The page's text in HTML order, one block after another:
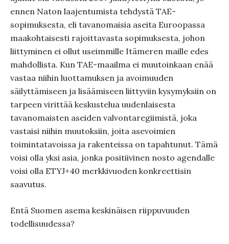
ennen Naton laajentumista tehdystä TAE-
sopimuksesta, eli tavanomaisia aseita Euroopassa
maakohtaisesti rajoittavasta sopimuksesta, johon
liittyminen ei ollut useimmille Itämeren maille edes
mahdollista. Kun TAE-maailma ei muutoinkaan enää
vastaa niihin luottamuksen ja avoimuuden
säilyttämiseen ja lisäämiseen liittyviin kysymyksiin on
tarpeen virittää keskustelua uudenlaisesta
tavanomaisten aseiden valvontaregiimistä, joka
vastaisi niihin muutoksiin, joita asevoimien
toimintatavoissa ja rakenteissa on tapahtunut. Tämä
voisi olla yksi asia, jonka positiivinen nosto agendalle
voisi olla ETYJ+40 merkkivuoden konkreettisin
saavutus.
Entä Suomen asema keskinäisen riippuvuuden
todellisuudessa?